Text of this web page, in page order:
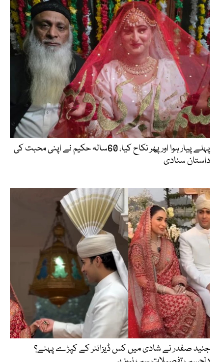
پہلے پیار ہوا اور پھر نکاح کیا، 60سالہ حکیم نے اپنی محبت کی
داستان سنادی
جنید صفدر نے شادی میں کس ڈیزائنر کے کپڑے پہنے؟